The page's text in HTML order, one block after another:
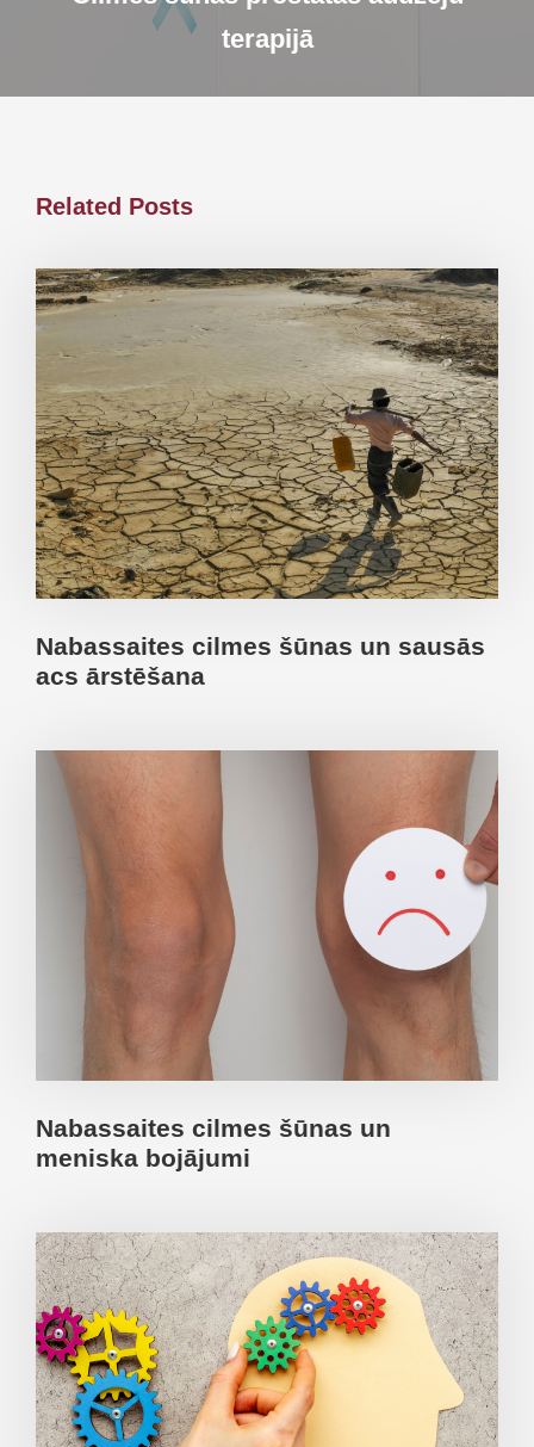
terapijā
Related Posts
Nabassaites cilmes šūnas un sausās
acs ārstēšana
Nabassaites cilmes šūnas un
meniska bojājumi